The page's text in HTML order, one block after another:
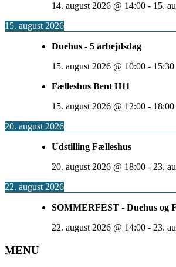
14. august 2026 @ 14:00 - 15.
15. august 2026
Duehus - 5 arbejdsdag
15. august 2026 @ 10:00 - 15:30
Fælleshus Bent H11
15. august 2026 @ 12:00 - 18:00
20. august 2026
Udstilling Fælleshus
20. august 2026 @ 18:00 - 23.
22. august 2026
SOMMERFEST - Duehus og
22. august 2026 @ 14:00 - 23.
MENU